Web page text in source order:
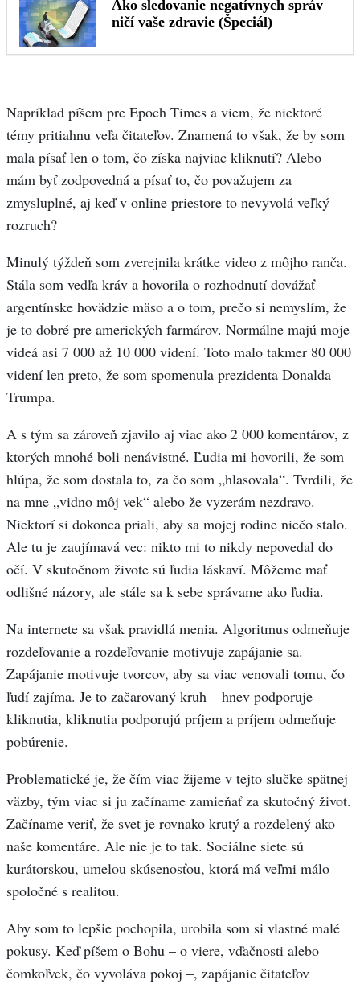
Napríklad píšem pre Epoch Times a viem, že niektoré
témy pritiahnu veľa čitateľov. Znamená to však, že by som
mala písať len o tom, čo získa najviac kliknutí? Alebo
mám byť zodpovedná a písať to, čo považujem za
zmysluplné, aj keď v online priestore to nevyvolá veľký
rozruch?
Minulý týždeň som zverejnila krátke video z môjho ranča.
Stála som vedľa kráv a hovorila o rozhodnutí dovážať
argentínske hovädzie mäso a o tom, prečo si nemyslím, že
je to dobré pre amerických farmárov. Normálne majú moje
videá asi 7 000 až 10 000 videní. Toto malo takmer 80 000
videní len preto, že som spomenula prezidenta Donalda
Trumpa.
A s tým sa zároveň zjavilo aj viac ako 2 000 komentárov, z
ktorých mnohé boli nenávistné. Ľudia mi hovorili, že som
hlúpa, že som dostala to, za čo som „hlasovala“. Tvrdili, že
na mne „vidno môj vek“ alebo že vyzerám nezdravo.
Niektorí si dokonca priali, aby sa mojej rodine niečo stalo.
Ale tu je zaujímavá vec: nikto mi to nikdy nepovedal do
očí. V skutočnom živote sú ľudia láskaví. Môžeme mať
odlišné názory, ale stále sa k sebe správame ako ľudia.
Na internete sa však pravidlá menia. Algoritmus odmeňuje
rozdeľovanie a rozdeľovanie motivuje zapájanie sa.
Zapájanie motivuje tvorcov, aby sa viac venovali tomu, čo
ľudí zajíma. Je to začarovaný kruh – hnev podporuje
kliknutia, kliknutia podporujú príjem a príjem odmeňuje
pobúrenie.
Problematické je, že čím viac žijeme v tejto slučke spätnej
väzby, tým viac si ju začíname zamieňať za skutočný život.
Začíname veriť, že svet je rovnako krutý a rozdelený ako
naše komentáre. Ale nie je to tak. Sociálne siete sú
kurátorskou, umelou skúsenosťou, ktorá má veľmi málo
spoločné s realitou.
Aby som to lepšie pochopila, urobila som si vlastné malé
pokusy. Keď píšem o Bohu – o viere, vďačnosti alebo
čomkoľvek, čo vyvoláva pokoj –, zapájanie čitateľov